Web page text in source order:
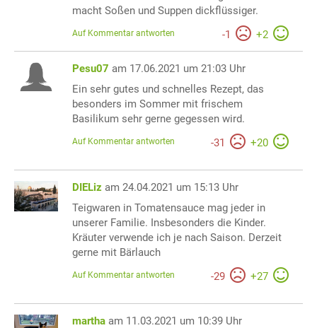
macht Soßen und Suppen dickflüssiger.
-1 +2
Auf Kommentar antworten
Pesu07 am 17.06.2021 um 21:03 Uhr
Ein sehr gutes und schnelles Rezept, das
besonders im Sommer mit frischem
Basilikum sehr gerne gegessen wird.
-31 +20
Auf Kommentar antworten
DIELiz am 24.04.2021 um 15:13 Uhr
Teigwaren in Tomatensauce mag jeder in
unserer Familie. Insbesonders die Kinder.
Kräuter verwende ich je nach Saison. Derzeit
gerne mit Bärlauch
-29 +27
Auf Kommentar antworten
martha am 11.03.2021 um 10:39 Uhr